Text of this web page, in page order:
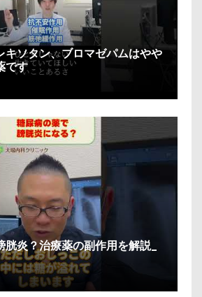
キソタン、ブロマゼパムはやや
です
炎？治療薬の副作用を解説_